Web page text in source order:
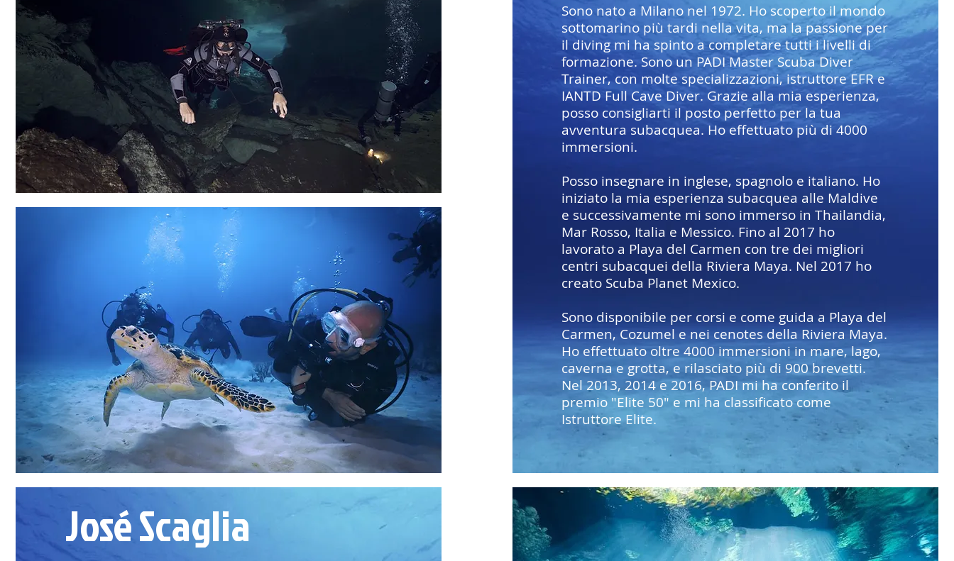
José Scaglia
Sono nato a Milano nel 1972. Ho scoperto il mondo
sottomarino più tardi nella vita, ma la passione per
il diving mi ha spinto a completare tutti i livelli di
formazione. Sono un PADI Master Scuba Diver
Trainer, con molte specializzazioni, istruttore EFR e
IANTD Full Cave Diver. Grazie alla mia esperienza,
posso consigliarti il posto perfetto per la tua
avventura subacquea. Ho effettuato più di 4000
immersioni.
Posso insegnare in inglese, spagnolo e italiano. Ho
iniziato la mia esperienza subacquea alle Maldive
e successivamente mi sono immerso in Thailandia,
Mar Rosso, Italia e Messico. Fino al 2017 ho
lavorato a Playa del Carmen con tre dei migliori
centri subacquei della Riviera Maya. Nel 2017 ho
creato Scuba Planet Mexico.
Sono disponibile per corsi e come guida a Playa del
Carmen, Cozumel e nei cenotes della Riviera Maya.
Ho effettuato oltre 4000 immersioni in mare, lago,
caverna e grotta, e rilasciato più di 900 brevetti.
Nel 2013, 2014 e 2016, PADI mi ha conferito il
premio "Elite 50" e mi ha classificato come
Istruttore Elite.